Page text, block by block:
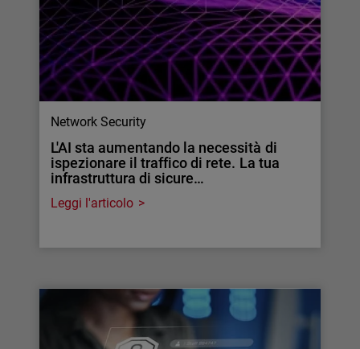
Network Security
L'AI sta aumentando la necessità di
ispezionare il traffico di rete. La tua
infrastruttura di sicure…
Leggi l'articolo